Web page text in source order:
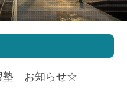
ボート販売
シースタイル
Sea-Style
塾 お知らせ☆